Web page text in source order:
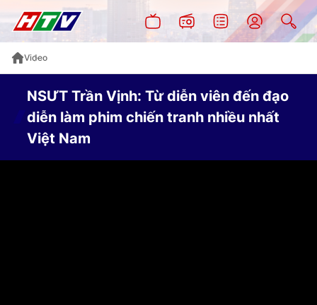
Video
NSƯT Trần Vịnh: Từ diễn viên đến đạo
diễn làm phim chiến tranh nhiều nhất
Việt Nam